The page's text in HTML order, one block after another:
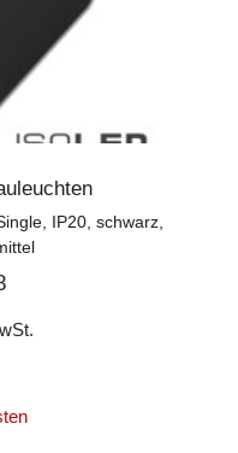
IP20, schwarz,